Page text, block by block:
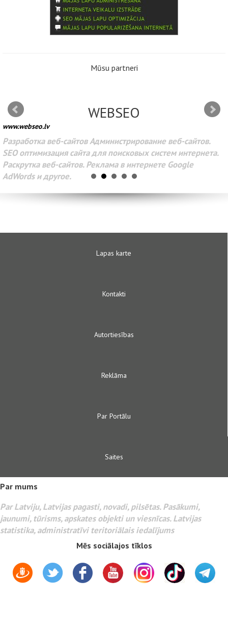
Mūsu partneri
WEBSEO
www.webseo.lv
Разработка веб-сайтов Администрирование веб-сайтов.
SEO оптимизация сайта для поисковых систем интернета.
Раскрутка веб-сайтов. Реклама в интернете Google
AdWords и другое.
Lapas karte
Kontakti
Autortiesības
Reklāma
Par Portālu
Saites
Par mums
Par Latviju, Latvijas pagasti, novadi, pilsētas. Pasākumi,
jaunumi, tūrisms, apskates objekti un viesnīcas. Latvijas
statistika, administratīvi teritoriālais iedalījums
Mēs sociālajos tīklos